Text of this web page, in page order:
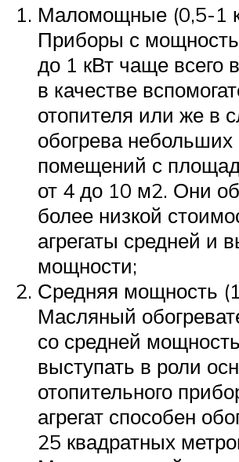
Маломощные (0,5-1
Приборы с
до 1 кВт чаще всего
в качестве
отопителя или же в
обогрева небольших
помещений с
от 4 до 10 м2. Они
более низкой
агрегаты средней и
мощности;
Средняя мощность
Масляный
со средней
выступать в роли
отопительного
агрегат способен
25 квадратных